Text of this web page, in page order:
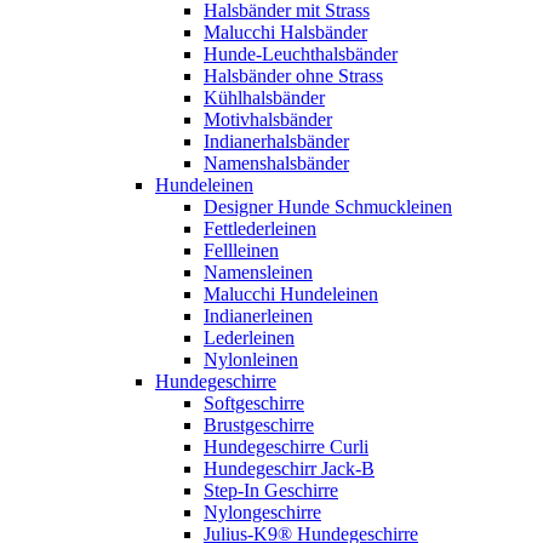
Halsbänder mit Strass
Malucchi Halsbänder
Hunde-Leuchthalsbänder
Halsbänder ohne Strass
Kühlhalsbänder
Motivhalsbänder
Indianerhalsbänder
Namenshalsbänder
Hundeleinen
Designer Hunde Schmuckleinen
Fettlederleinen
Fellleinen
Namensleinen
Malucchi Hundeleinen
Indianerleinen
Lederleinen
Nylonleinen
Hundegeschirre
Softgeschirre
Brustgeschirre
Hundegeschirre Curli
Hundegeschirr Jack-B
Step-In Geschirre
Nylongeschirre
Julius-K9® Hundegeschirre